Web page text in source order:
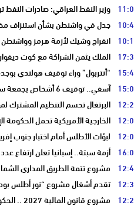
وزير النفط العراقي: صادرات النفط تراجعت بنسبة
جدل في واشنطن بشأن استنزاف
انفراج وشيك لأزمة هرمز
الملك يثمن الشراكة مع كوت ديفوار
“أنتربول” وراء توقيف هولندي
آسفي.. توقيف 6 أشخاص بجمعة سحيم للاشتباه في التنقيب عن الكنوز .
البرتغال تحسم التنظيم المشترك لمونديال 2030 وتتمسك بالشراكة مع
الخارجية الأمريكية تحمل الحكومة
لبؤات الأطلس أمام اختبار جنوب
أزمة سبتة.. إسبانيا تعلن ارتفاع عدد
مشروع تتمة الطريق المداري
تقدم أشغال مشروع “نور أطلس بودنيب” بالرشيدية..
مشروع قانون المالية 2027 .. الحكومة تحدد أولويات المرحلة المقبلة